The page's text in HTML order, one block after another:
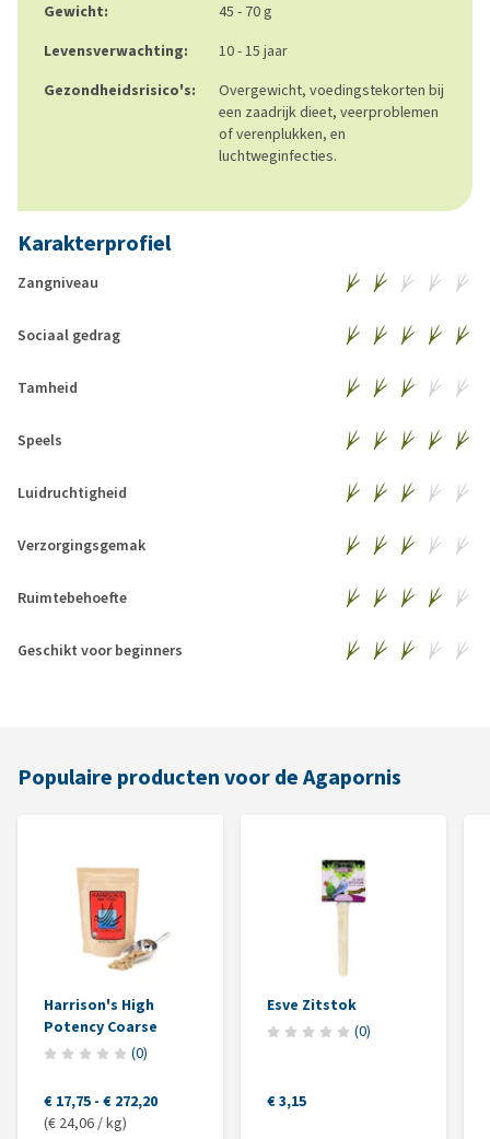
Gewicht:
45 - 70 g
Levensverwachting:
10 - 15 jaar
Gezondheidsrisico's:
Overgewicht, voedingstekorten bij
een zaadrijk dieet, veerproblemen
of verenplukken, en
luchtweginfecties.
Karakterprofiel
Zangniveau
Sociaal gedrag
Tamheid
Speels
Luidruchtigheid
Verzorgingsgemak
Ruimtebehoefte
Geschikt voor beginners
Populaire producten voor de Agapornis
Harrison's High
Potency Coarse
(0)
€ 17,75 - € 272,20
(€ 24,06 / kg)
Esve Zitstok
(0)
€ 3,15